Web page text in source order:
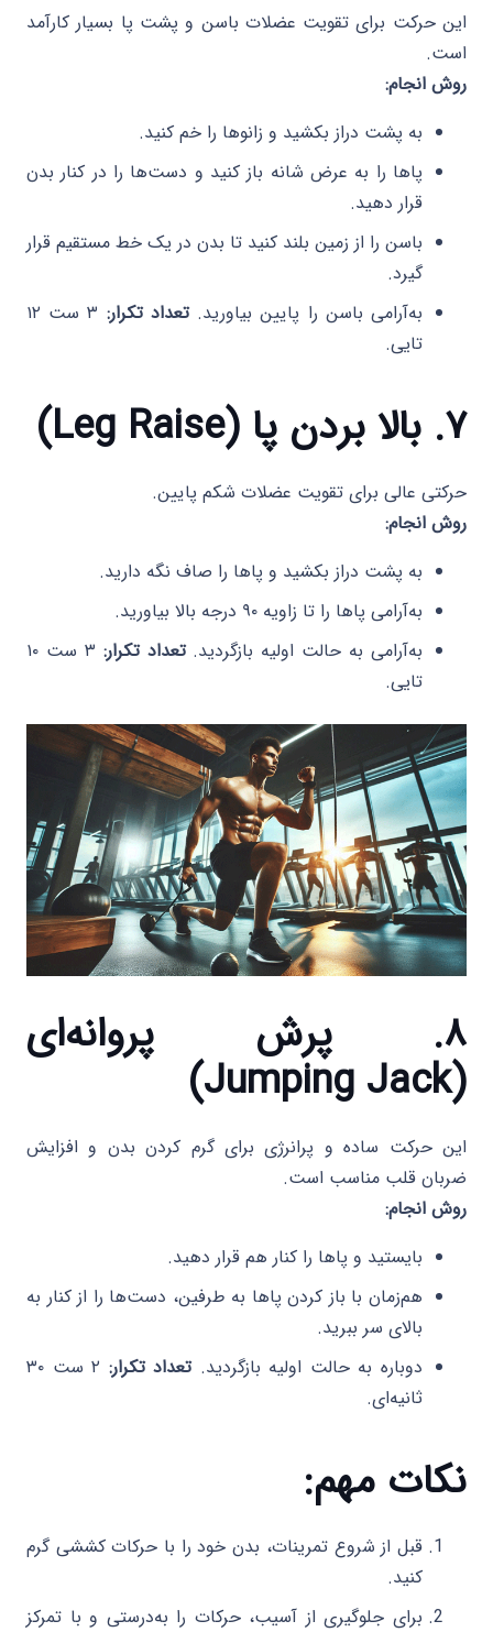
این حرکت برای تقویت عضلات باسن و پشت پا بسیار کارآمد
است.
روش انجام:
به پشت دراز بکشید و زانوها را خم کنید.
پاها را به عرض شانه باز کنید و دست‌ها را در کنار بدن
قرار دهید.
باسن را از زمین بلند کنید تا بدن در یک خط مستقیم قرار
گیرد.
به‌آرامی باسن را پایین بیاورید.تعداد تکرار:
۳ ست ۱۲
تایی.
۷. بالا بردن پا (Leg Raise)
حرکتی عالی برای تقویت عضلات شکم پایین.
روش انجام:
به پشت دراز بکشید و پاها را صاف نگه دارید.
به‌آرامی پاها را تا زاویه ۹۰ درجه بالا بیاورید.
به‌آرامی به حالت اولیه بازگردید.تعداد تکرار:
۳ ست ۱۰
تایی.
۸. پرش پروانه‌ای
(Jumping Jack)
این حرکت ساده و پرانرژی برای گرم کردن بدن و افزایش
ضربان قلب مناسب است.
روش انجام:
بایستید و پاها را کنار هم قرار دهید.
هم‌زمان با باز کردن پاها به طرفین، دست‌ها را از کنار به
بالای سر ببرید.
دوباره به حالت اولیه بازگردید.تعداد تکرار:
۲ ست ۳۰
ثانیه‌ای.
نکات مهم:
قبل از شروع تمرینات، بدن خود را با حرکات کششی گرم
کنید.
برای جلوگیری از آسیب، حرکات را به‌درستی و با تمرکز